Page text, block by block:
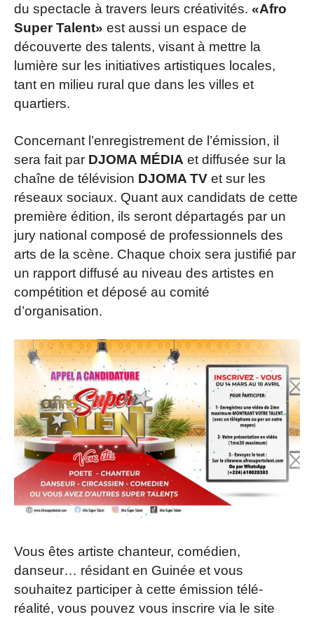
du spectacle à travers leurs créativités. «Afro
Super Talent» est aussi un espace de
découverte des talents, visant à mettre la
lumière sur les initiatives artistiques locales,
tant en milieu rural que dans les villes et
quartiers.
Concernant l’enregistrement de l’émission, il
sera fait par DJOMA MÉDIA et diffusée sur la
chaîne de télévision DJOMA TV et sur les
réseaux sociaux. Quant aux candidats de cette
première édition, ils seront départagés par un
jury national composé de professionnels des
arts de la scène. Chaque choix sera justifié par
un rapport diffusé au niveau des artistes en
compétition et déposé au comité
d’organisation.
Vous êtes artiste chanteur, comédien,
danseur… résidant en Guinée et vous
souhaitez participer à cette émission télé-
réalité, vous pouvez vous inscrire via le site